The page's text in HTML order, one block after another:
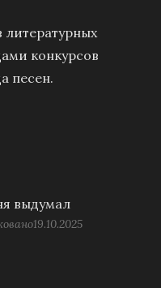
литературных
конкурсов
песен.
выдумал
19.10.2025